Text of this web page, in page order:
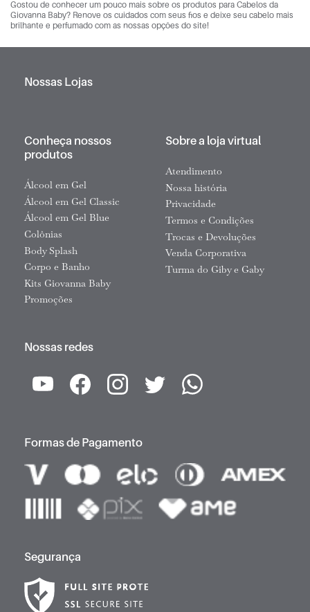
Gostou de conhecer um pouco mais sobre os produtos para Cabelos da
Giovanna Baby? Renove os cuidados com seus fios e deixe seu cabelo mais
brilhante e perfumado com as nossas opções do site!
Nossas Lojas
Conheça nossos
produtos
Álcool em Gel
Álcool em Gel Classic
Álcool em Gel Blue
Colônias
Body Splash
Corpo e Banho
Kits Giovanna Baby
Promoções
Sobre a loja virtual
Atendimento
Nossa história
Privacidade
Termos e Condições
Trocas e Devoluções
Venda Corporativa
Turma do Giby e Gaby
Nossas redes
Formas de Pagamento
Segurança